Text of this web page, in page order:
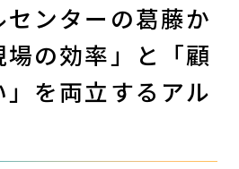
ンターの葛藤か
場の効率」と「顧
を両立するアル